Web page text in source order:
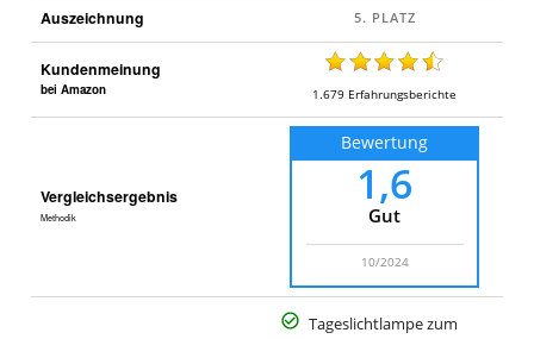
i
K
a
u
f
h
o
Auszeichnung
Kundenmeinung
bei Amazon 1.679 Erfahrungsberichte
Vergleichsergebnis
Methodik
Bewertung
1,6
Gut
10/2024
Tageslichtlampe zum